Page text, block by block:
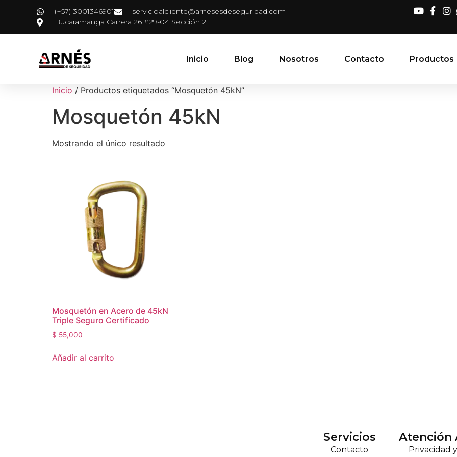
(+57) 3001346901
servicioalcliente@arnesesdeseguridad.com
Bucaramanga Carrera 26 #29-04 Sección 2
Inicio Blog Nosotros Contacto Productos
Inicio / Productos etiquetados “Mosquetón 45kN”
Mosquetón 45kN
Mostrando el único resultado
Mosquetón en Acero de 45kN
Triple Seguro Certificado
$ 55,000
Añadir al carrito
Servicios
Contacto
Atención
Privacidad